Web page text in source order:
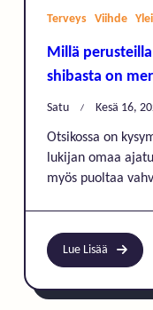
Terveys Viihde
Millä
shibasta on
Satu Kesä 16,
Otsikossa on
lukijan omaa
myös puoltaa
Lue Lisää